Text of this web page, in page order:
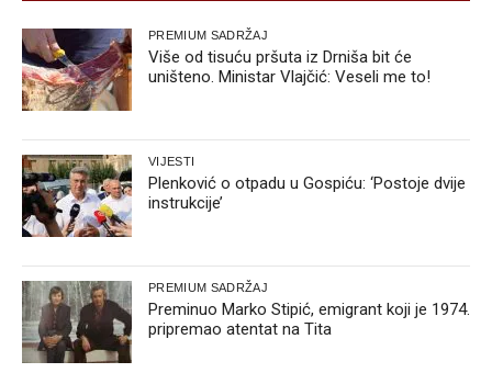
PREMIUM SADRŽAJ
Više od tisuću pršuta iz Drniša bit će
uništeno. Ministar Vlajčić: Veseli me to!
VIJESTI
Plenković o otpadu u Gospiću: ‘Postoje dvije
instrukcije’
PREMIUM SADRŽAJ
Preminuo Marko Stipić, emigrant koji je 1974.
pripremao atentat na Tita